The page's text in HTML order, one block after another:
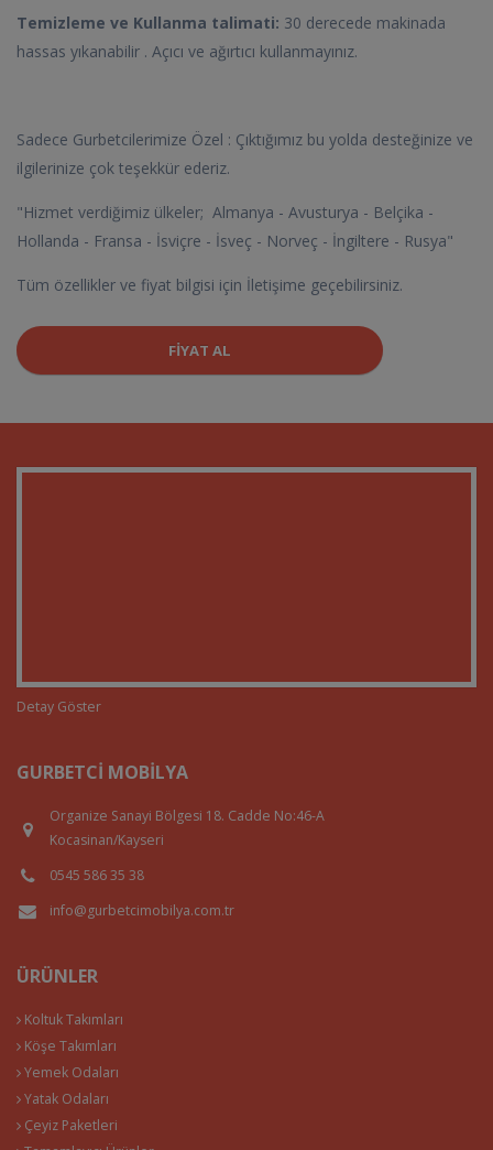
Temizleme ve Kullanma talimati: 30 derecede makinada
hassas yıkanabilir . Açıcı ve ağırtıcı kullanmayınız.
Sadece Gurbetcilerimize Özel : Çıktığımız bu yolda desteğinize ve
ilgilerinize çok teşekkür ederiz.
"Hizmet verdiğimiz ülkeler; Almanya - Avusturya - Belçika -
Hollanda - Fransa - İsviçre - İsveç - Norveç - İngiltere - Rusya"
Tüm özellikler ve fiyat bilgisi için İletişime geçebilirsiniz.
FIYAT AL
Detay Göster
GURBETCI MOBILYA
Organize Sanayi Bölgesi 18. Cadde No:46-A
Kocasinan/Kayseri
0545 586 35 38
info@gurbetcimobilya.com.tr
ÜRÜNLER
Koltuk Takımları
Köşe Takımları
Yemek Odaları
Yatak Odaları
Çeyiz Paketleri